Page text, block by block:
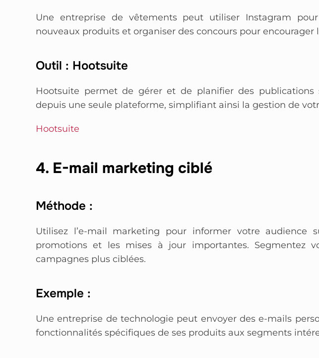
Une entreprise de vêtements peut utiliser Instagram
nouveaux produits et organiser des concours pour encourager
Outil : Hootsuite
Hootsuite permet de gérer et de planifier des publications
depuis une seule plateforme, simplifiant ainsi la gestion de
Hootsuite
4. E-mail marketing ciblé
Méthode :
Utilisez l’e-mail marketing pour informer votre audience
promotions et les mises à jour importantes. Segmentez
campagnes plus ciblées.
Exemple :
Une entreprise de technologie peut envoyer des e-mails
fonctionnalités spécifiques de ses produits aux segments